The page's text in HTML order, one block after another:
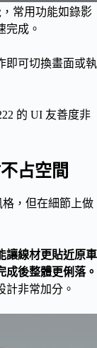
常用功能如錄影
完成。
即可切換畫面或執
的 UI 友善度非
占空間
格，但在細節上做
讓線材更貼近原車
後整體更俐落。
計非常加分。